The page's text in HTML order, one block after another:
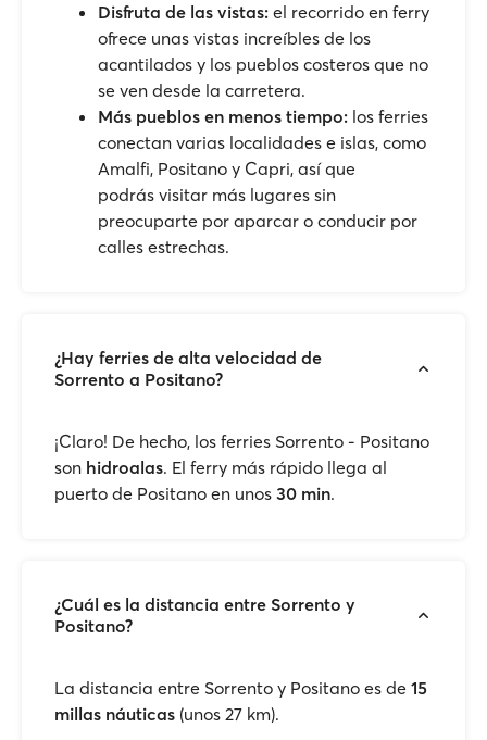
Disfruta de las vistas: el recorrido en ferry
ofrece unas vistas increíbles de los
acantilados y los pueblos costeros que no
se ven desde la carretera.
Más pueblos en menos tiempo: los ferries
conectan varias localidades e islas, como
Amalfi, Positano y Capri, así que
podrás visitar más lugares sin
preocuparte por aparcar o conducir por
calles estrechas.
¿Hay ferries de alta velocidad de
Sorrento a Positano?
¡Claro! De hecho, los ferries Sorrento - Positano
son hidroalas. El ferry más rápido llega al
puerto de Positano en unos 30 min.
¿Cuál es la distancia entre Sorrento y
Positano?
La distancia entre Sorrento y Positano es de 15
millas náuticas (unos 27 km).